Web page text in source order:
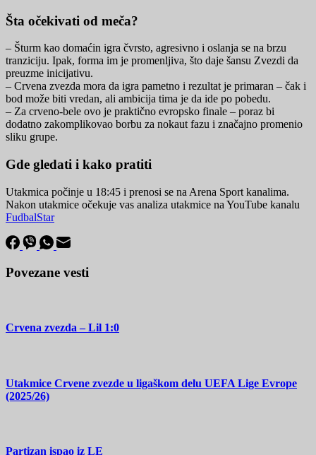
Šta očekivati od meča?
– Šturm kao domaćin igra čvrsto, agresivno i oslanja se na brzu
tranziciju. Ipak, forma im je promenljiva, što daje šansu Zvezdi da
preuzme inicijativu.
– Crvena zvezda mora da igra pametno i rezultat je primaran – čak i
bod može biti vredan, ali ambicija tima je da ide po pobedu.
– Za crveno-bele ovo je praktično evropsko finale – poraz bi
dodatno zakomplikovao borbu za nokaut fazu i značajno promenio
sliku grupe.
Gde gledati i kako pratiti
Utakmica počinje u 18:45 i prenosi se na Arena Sport kanalima.
Nakon utakmice očekuje vas analiza utakmice na YouTube kanalu
FudbalStar
Povezane vesti
Crvena zvezda – Lil 1:0
Utakmice Crvene zvezde u ligaškom delu UEFA Lige Evrope
(2025/26)
Partizan ispao iz LE